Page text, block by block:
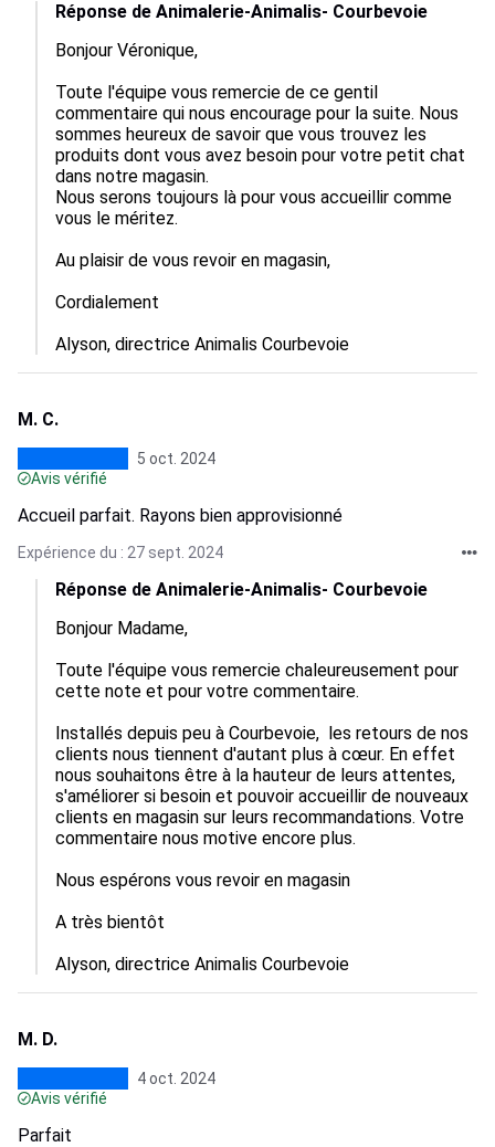
Réponse de Animalerie-Animalis- Courbevoie
Bonjour Véronique,
Toute l'équipe vous remercie de ce gentil
commentaire qui nous encourage pour la suite. Nous
sommes heureux de savoir que vous trouvez les
produits dont vous avez besoin pour votre petit chat
dans notre magasin.
Nous serons toujours là pour vous accueillir comme
vous le méritez.
Au plaisir de vous revoir en magasin,
Cordialement
Alyson, directrice Animalis Courbevoie
M. C.
5 oct. 2024
Avis vérifié
Accueil parfait. Rayons bien approvisionné
Expérience du : 27 sept. 2024
Réponse de Animalerie-Animalis- Courbevoie
Bonjour Madame,
Toute l'équipe vous remercie chaleureusement pour
cette note et pour votre commentaire.
Installés depuis peu à Courbevoie,  les retours de nos
clients nous tiennent d'autant plus à cœur. En effet
nous souhaitons être à la hauteur de leurs attentes,
s'améliorer si besoin et pouvoir accueillir de nouveaux
clients en magasin sur leurs recommandations. Votre
commentaire nous motive encore plus.
Nous espérons vous revoir en magasin
A très bientôt
Alyson, directrice Animalis Courbevoie
M. D.
4 oct. 2024
Avis vérifié
Parfait